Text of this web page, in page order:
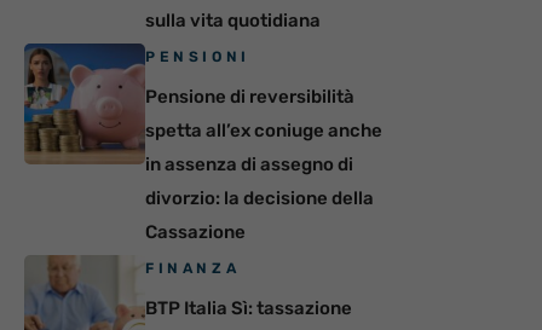
sulla vita quotidiana
PENSIONI
Pensione di reversibilità
spetta all’ex coniuge anche
in assenza di assegno di
divorzio: la decisione della
Cassazione
FINANZA
BTP Italia Sì: tassazione